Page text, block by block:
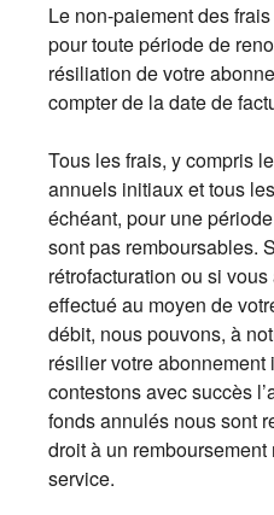
Le non-paiement des
pour toute période de
résiliation de votre
compter de la date de
Tous les frais, y compris
annuels initiaux et tous
échéant, pour une
sont pas remboursables.
rétrofacturation ou si
effectué au moyen de
débit, nous pouvons, à
résilier votre
contestons avec succès
fonds annulés nous sont
droit à un
service.